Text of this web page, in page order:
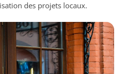
des projets locaux.